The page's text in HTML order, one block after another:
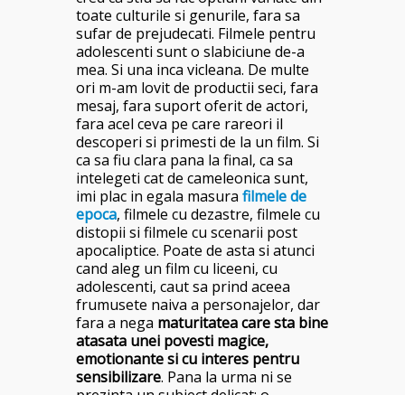
toate culturile si genurile, fara sa
sufar de prejudecati. Filmele pentru
adolescenti sunt o slabiciune de-a
mea. Si una inca vicleana. De multe
ori m-am lovit de productii seci, fara
mesaj, fara suport oferit de actori,
fara acel ceva pe care rareori il
descoperi si primesti de la un film. Si
ca sa fiu clara pana la final, ca sa
intelegeti cat de cameleonica sunt,
imi plac in egala masura filmele de
epoca, filmele cu dezastre, filmele cu
distopii si filmele cu scenarii post
apocaliptice. Poate de asta si atunci
cand aleg un film cu liceeni, cu
adolescenti, caut sa prind aceea
frumusete naiva a personajelor, dar
fara a nega maturitatea care sta bine
atasata unei povesti magice,
emotionante si cu interes pentru
sensibilizare. Pana la urma ni se